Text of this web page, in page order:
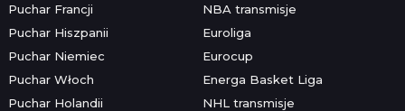
Puchar Francji
Puchar Hiszpanii
Puchar Niemiec
Puchar Włoch
Puchar Holandii
NBA transmisje
Euroliga
Eurocup
Energa Basket Liga
NHL transmisje